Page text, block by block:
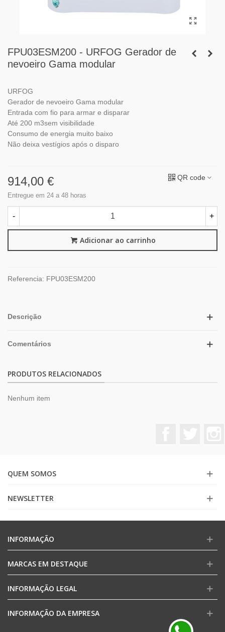
FPU03ESM200 - URFOG Gerador de
nevoeiro Gama modular
URFOG
Gerador de nevoeiro Gama modular
Entrada com fio para armar e disparar
Até 200 m3sem visibilidade
Consumo de energia muito baixo
Não deixa vestígios após o disparo
914,00 €
Entregue em 24 a 48 horas
QR code
- +
Adicionar ao carrinho
Referencia: FPU03ESM200
Descrição
Comentários
PRODUTOS RELACIONADOS
Nenhum item
QUEM SOMOS
NEWSLETTER
INFORMAÇÃO
MARCAS EM DESTAQUE
INFORMAÇÃO LEGAL
INFORMAÇÃO DA EMPRESA